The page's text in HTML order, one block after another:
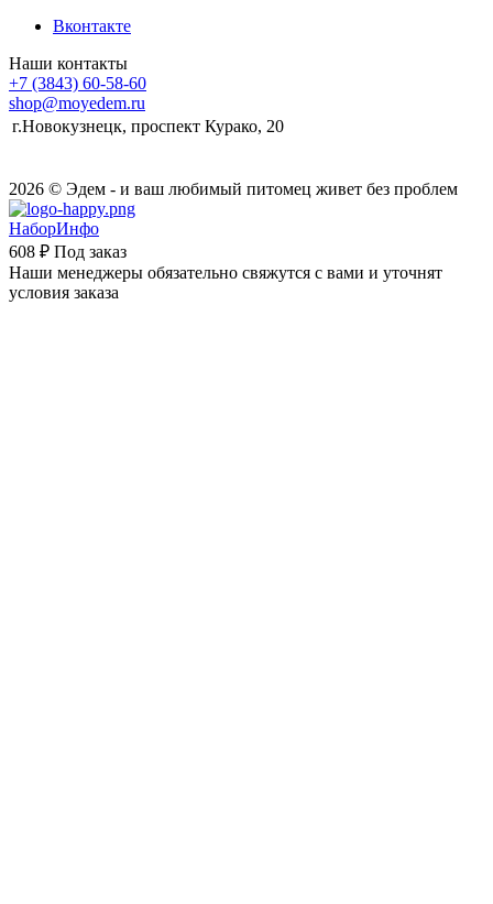
Вконтакте
Наши контакты
+7 (3843) 60-58-60
shop@moyedem.ru
г.Новокузнецк, проспект Курако, 20
2026 © Эдем - и ваш любимый питомец живет без проблем
НаборИнфо
608 ₽ Под заказ
Наши менеджеры обязательно свяжутся с вами и уточнят
условия заказа